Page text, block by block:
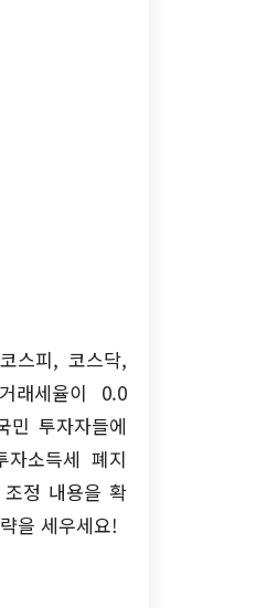
스피, 코스닥,
래세율이 0.0
민 투자자들에
자소득세 폐지
정 내용을 확
을 세우세요!